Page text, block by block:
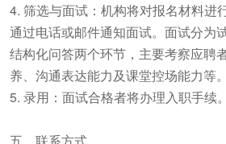
4. 筛选与面试：机构将对报名材料进
通过电话或邮件通知面试。面试分为
结构化问答两个环节，主要考察应聘
养、沟通表达能力及课堂控场能力等。
5. 录用：面试合格者将办理入职手续。